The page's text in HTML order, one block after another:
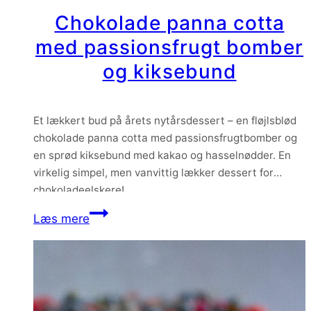
Chokolade panna cotta
med passionsfrugt bomber
og kiksebund
Et lækkert bud på årets nytårsdessert – en fløjlsblød
chokolade panna cotta med passionsfrugtbomber og
en sprød kiksebund med kakao og hasselnødder. En
virkelig simpel, men vanvittig lækker dessert for
chokoladeelskere!
Læs mereChokolade
passionsfrugt